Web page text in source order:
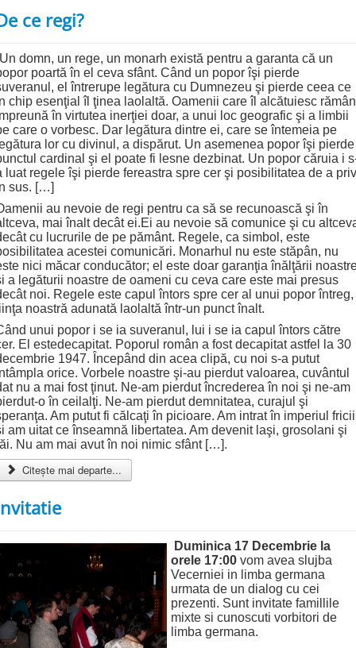
ce regi?
domn, un rege, un monarh există pentru a garanta că un
poartă în el ceva sfânt. Când un popor îşi pierde
el întrerupe legătura cu Dumnezeu şi pierde ceea ce
chip esenţial îl ţinea laolaltă. Oamenii care îl alcătuiesc rămân
în virtutea inerţiei doar, a unui loc geografic şi a limbii
care o vorbesc. Dar legătura dintre ei, care se întemeia pe
lor cu divinul, a dispărut. Un asemenea popor îşi pierde
cardinal şi el poate fi lesne dezbinat. Un popor căruia i
luat regele îşi pierde fereastra spre cer şi posibilitatea de a
sus. […]
au nevoie de regi pentru ca să se recunoască şi în
mai înalt decât ei.Ei au nevoie să comunice şi cu
cu lucrurile de pe pământ. Regele, ca simbol, este
acestei comunicări. Monarhul nu este stăpân, nu
nici măcar conducător; el este doar garanţia înălţării
a legăturii noastre de oameni cu ceva care este mai presus
noi. Regele este capul întors spre cer al unui popor întreg,
noastră adunată laolaltă într-un punct înalt.
unui popor i se ia suveranul, lui i se ia capul întors către
El estedecapitat. Poporul român a fost decapitat astfel la 30
1947. Începând din acea clipă, cu noi s-a putut
orice. Vorbele noastre şi-au pierdut valoarea, cuvântul
nu a mai fost ţinut. Ne-am pierdut încrederea în noi şi ne-am
o în ceilalţi. Ne-am pierdut demnitatea, curajul şi
Am putut fi călcaţi în picioare. Am intrat în imperiul fricii
am uitat ce înseamnă libertatea. Am devenit laşi, grosolani şi
Nu am mai avut în noi nimic sfânt […].
Citește mai departe...
Duminica 17 Decembrie la
orele 17:00 vom avea slujba
Vecerniei in limba germana
urmata de un dialog cu cei
prezenti. Sunt invitate famillile
mixte si cunoscuti vorbitori de
limba germana.